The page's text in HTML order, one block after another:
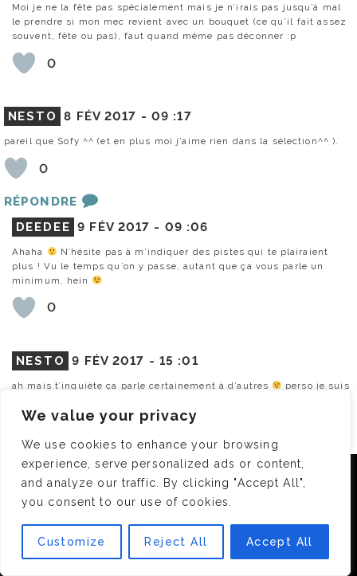
We value your privacy
We use cookies to enhance your browsing
experience, serve personalized ads or content,
and analyze our traffic. By clicking "Accept All",
you consent to our use of cookies.
Customize Reject All Accept All
Moi je ne la fête pas spécialement mais je n’irais pas jusqu’à mal
le prendre si mon mec revient avec un bouquet (ce qu’il fait assez
souvent, fête ou pas), faut quand même pas déconner :p
0
NESTO 8 FÉV 2017 - 09 :17
pareil que Sofy ^^ (et en plus moi j’aime rien dans la sélection^^ ).
0
RÉPONDRE
DEEDEE 9 FÉV 2017 - 09 :06
Ahaha
N’hésite pas à m’indiquer des pistes qui te plairaient
plus ! Vu le temps qu’on y passe, autant que ça vous parle un
minimum, hein
0
NESTO 9 FÉV 2017 - 15 :01
ah mais t’inquiète ça parle certainement à d’autres
perso je suis
paire oO ) [en vrai je suis pas si compliquée: un p’tit tattoo et je
0
OLIVIA 9 FÉV 2017 -09 :34
(<3 pour le sablier Dyptique notamment).
Par contre, comme Sofy et Nesto, je ne souhaite pas
Nous utilisons des cookies pour vous garantir la meilleure
expérience sur notre site. Si vous continuez à utiliser ce
dernier, nous considérerons que vous acceptez l'utilisation des
cookies.
OK